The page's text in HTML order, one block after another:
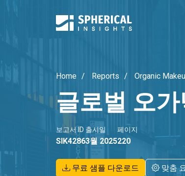
Home Reports Organic
글로벌 오
보고서 ID
SIK4286
출시일
3월 2025
페이지
220
무료 샘플 다운로드 맞춤